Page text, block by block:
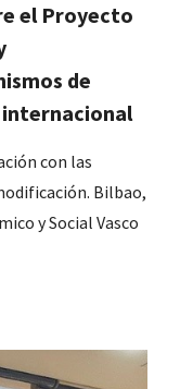
el Proyecto
de
con las
Bilbao,
y Social Vasco